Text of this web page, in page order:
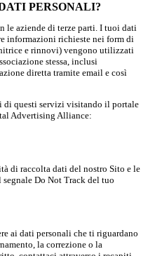
PERSONALI?
le aziende di terze parti. I tuoi dati
informazioni richieste nei form di
e rinnovi) vengono utilizzati
stessa, inclusi
diretta tramite email e così
di questi servizi visitando il portale
Advertising Alliance:
di raccolta dati del nostro Sito e le
Do Not Track del tuo
ai dati personali che ti riguardano
la correzione o la